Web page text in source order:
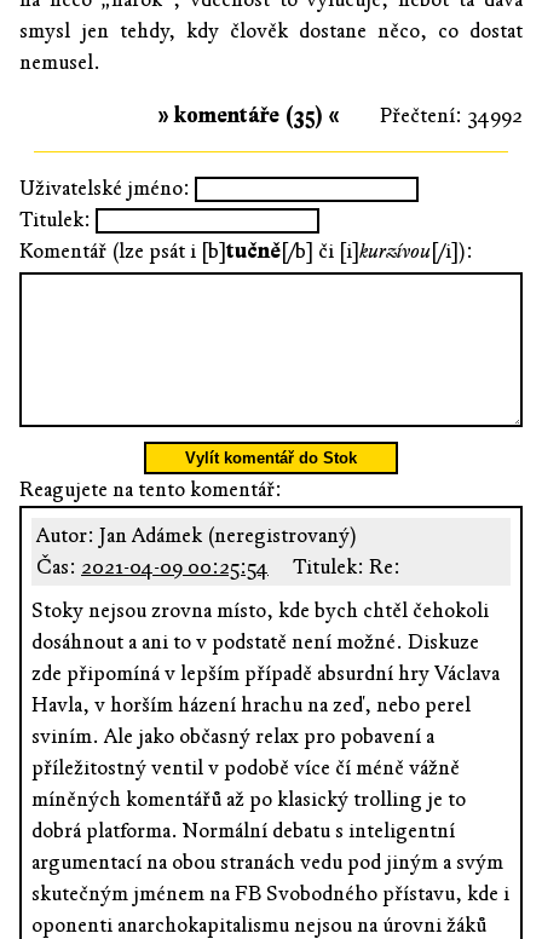
smysl jen tehdy, kdy člověk dostane něco, co dostat
nemusel.
Přečtení: 34992
» komentáře (35) «
Uživatelské jméno:
Titulek:
Komentář (lze psát i [b]tučně[/b] či [i]kurzívou[/i]):
Vylít komentář do Stok
Reagujete na tento komentář:
Autor: Jan Adámek (neregistrovaný)
Čas: 2021-04-09 00:25:54
Titulek: Re:
Stoky nejsou zrovna místo, kde bych chtěl čehokoli
dosáhnout a ani to v podstatě není možné. Diskuze
zde připomíná v lepším případě absurdní hry Václava
Havla, v horším házení hrachu na zeď, nebo perel
sviním. Ale jako občasný relax pro pobavení a
příležitostný ventil v podobě více čí méně vážně
míněných komentářů až po klasický trolling je to
dobrá platforma. Normální debatu s inteligentní
argumentací na obou stranách vedu pod jiným a svým
skutečným jménem na FB Svobodného přístavu, kde i
oponenti anarchokapitalismu nejsou na úrovni žáků